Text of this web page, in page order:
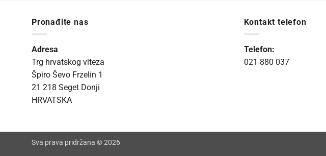
Pronađite nas
Adresa
Trg hrvatskog viteza
Špiro Ševo Frzelin 1
21 218 Seget Donji
HRVATSKA
Kontakt telefon
Telefon:
021 880 037
Sva prava pridržana © 2026